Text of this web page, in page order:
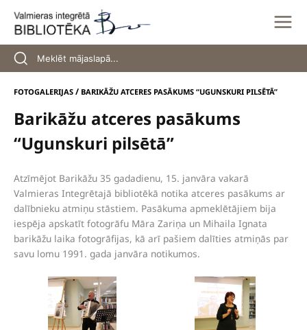
content
FOTOGALERIJAS / BARIKĀŽU ATCERES PASĀKUMS “UGUNSKURI PILSĒTĀ”
Barikāžu atceres pasākums
“Ugunskuri pilsētā”
Atzīmējot Barikāžu 35 gadadienu, 15. janvāra vakarā
Valmieras Integrētajā bibliotēkā notika atceres pasākums ar
dalībnieku atmiņu stāstiem. Pasākuma apmeklētājiem bija
iespēja apskatīt fotogrāfu Māra Zariņa un Mihaila Ignata
barikāžu laika fotogrāfijas, kā arī pašiem dalīties atmiņās par
savu lomu 1991. gada janvāra notikumos.